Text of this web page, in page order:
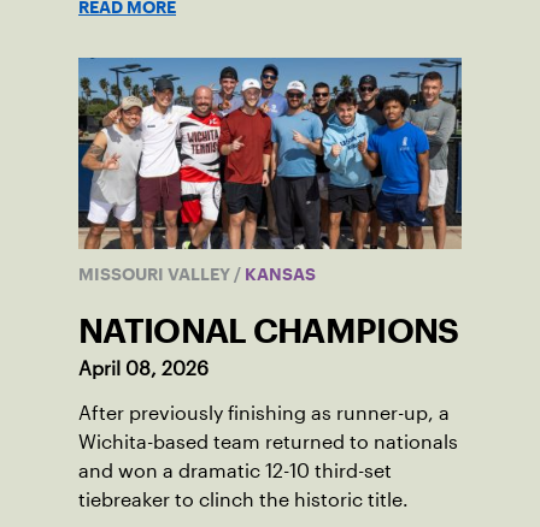
READ MORE
MISSOURI VALLEY / KANSAS
NATIONAL CHAMPIONS
April 08, 2026
After previously finishing as runner-up, a
Wichita-based team returned to nationals
and won a dramatic 12-10 third-set
tiebreaker to clinch the historic title.